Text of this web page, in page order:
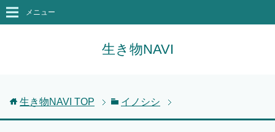
生き物NAVI
メニュー
生き物NAVI TOP イノシシ